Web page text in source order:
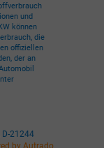
und
können
die
offiziellen
der an
D-21244